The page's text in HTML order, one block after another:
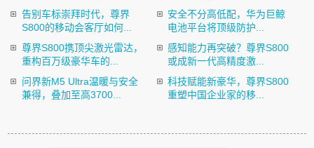
告别车标崇拜时代，尊界
S800的移动会客厅如何...
安全不分高低配，华为巨鲸
电池平台将顶级防护...
尊界S800携顶尖激光雷达，
重构百万级豪华车的...
感知能力再突破？尊界S800
或成新一代高精度激...
问界新M5 Ultra温暖与安全
兼得，叠加至高3700...
科技赋能新豪华，尊界S800
重塑中国企业家的移...